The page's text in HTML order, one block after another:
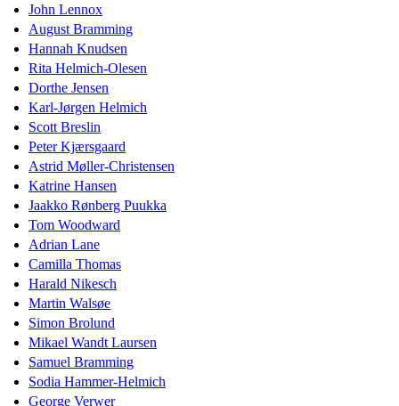
John Lennox
August Bramming
Hannah Knudsen
Rita Helmich-Olesen
Dorthe Jensen
Karl-Jørgen Helmich
Scott Breslin
Peter Kjærsgaard
Astrid Møller-Christensen
Katrine Hansen
Jaakko Rønberg Puukka
Tom Woodward
Adrian Lane
Camilla Thomas
Harald Nikesch
Martin Walsøe
Simon Brolund
Mikael Wandt Laursen
Samuel Bramming
Sodia Hammer-Helmich
George Verwer